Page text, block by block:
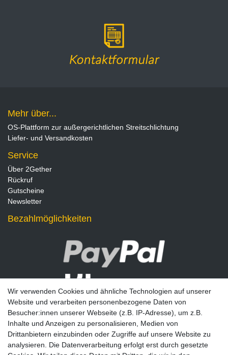
Mehr über...
OS-Plattform zur außergerichtlichen Streitschlichtung
Liefer- und Versandkosten
Service
Über 2Gether
Rückruf
Gutscheine
Newsletter
Bezahlmöglichkeiten
Newsletter
Wir verwenden Cookies und ähnliche Technologien auf unserer
Website und verarbeiten personenbezogene Daten von
Besucher:innen unserer Webseite (z.B. IP-Adresse), um z.B.
Inhalte und Anzeigen zu personalisieren, Medien von
Drittanbietern einzubinden oder Zugriffe auf unsere Website zu
analysieren. Die Datenverarbeitung erfolgt erst durch gesetzte